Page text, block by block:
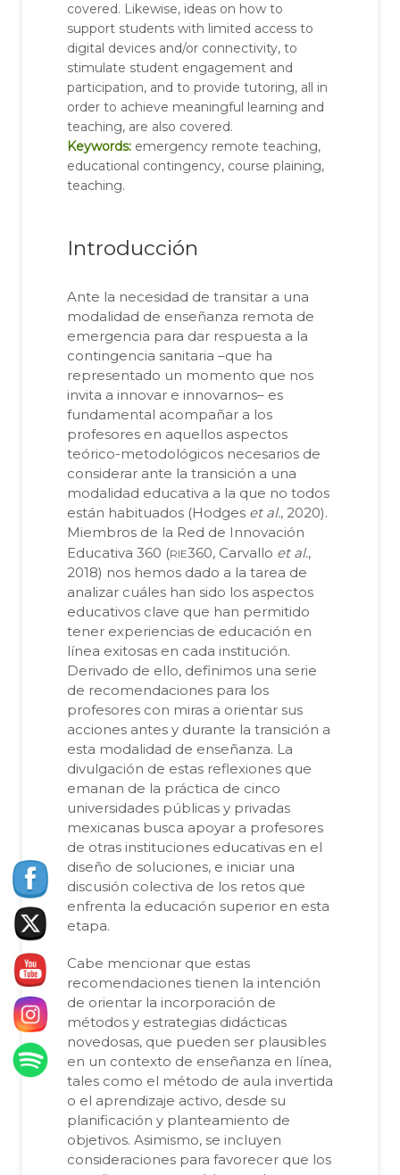
covered. Likewise, ideas on how to
support students with limited access to
digital devices and/or connectivity, to
stimulate student engagement and
participation, and to provide tutoring, all in
order to achieve meaningful learning and
teaching, are also covered.
Keywords: emergency remote teaching,
educational contingency, course plaining,
teaching.
Introducción
Ante la necesidad de transitar a una
modalidad de enseñanza remota de
emergencia para dar respuesta a la
contingencia sanitaria –que ha
representado un momento que nos
invita a innovar e innovarnos– es
fundamental acompañar a los
profesores en aquellos aspectos
teórico-metodológicos necesarios de
considerar ante la transición a una
modalidad educativa a la que no todos
están habituados (Hodges et al., 2020).
Miembros de la Red de Innovación
Educativa 360 (rie360, Carvallo et al.,
2018) nos hemos dado a la tarea de
analizar cuáles han sido los aspectos
educativos clave que han permitido
tener experiencias de educación en
línea exitosas en cada institución.
Derivado de ello, definimos una serie
de recomendaciones para los
profesores con miras a orientar sus
acciones antes y durante la transición a
esta modalidad de enseñanza. La
divulgación de estas reflexiones que
emanan de la práctica de cinco
universidades públicas y privadas
mexicanas busca apoyar a profesores
de otras instituciones educativas en el
diseño de soluciones, e iniciar una
discusión colectiva de los retos que
enfrenta la educación superior en esta
etapa.
Cabe mencionar que estas
recomendaciones tienen la intención
de orientar la incorporación de
métodos y estrategias didácticas
novedosas, que pueden ser plausibles
en un contexto de enseñanza en línea,
tales como el método de aula invertida
o el aprendizaje activo, desde su
planificación y planteamiento de
objetivos. Asimismo, se incluyen
consideraciones para favorecer que los